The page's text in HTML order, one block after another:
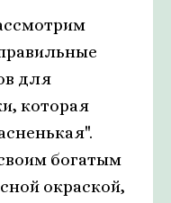
для
которая
богатым
окраской,